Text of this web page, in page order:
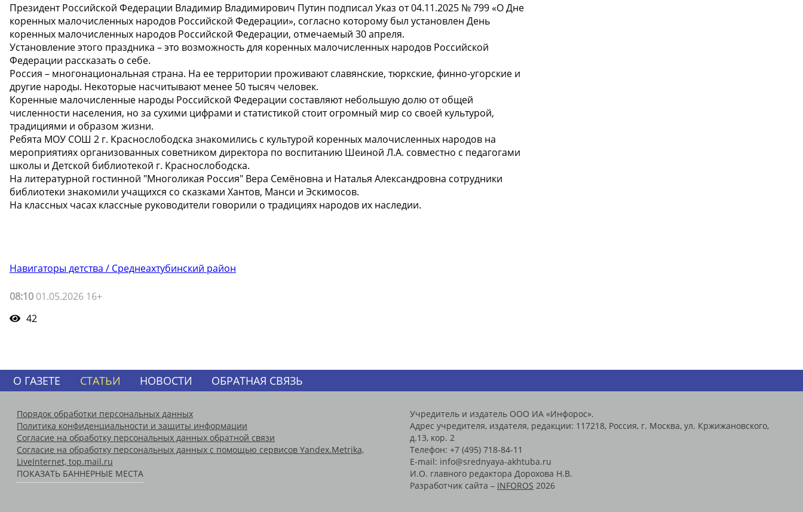
Президент Российской Федерации Владимир Владимирович Путин подписал Указ от 04.11.2025 № 799 «О Дне
коренных малочисленных народов Российской Федерации», согласно которому был установлен День
коренных малочисленных народов Российской Федерации, отмечаемый 30 апреля.
Установление этого праздника – это возможность для коренных малочисленных народов Российской
Федерации рассказать о себе.
Россия – многонациональная страна. На ее территории проживают славянские, тюркские, финно-угорские и
другие народы. Некоторые насчитывают менее 50 тысяч человек.
Коренные малочисленные народы Российской Федерации составляют небольшую долю от общей
численности населения, но за сухими цифрами и статистикой стоит огромный мир со своей культурой,
традициями и образом жизни.
Ребята МОУ СОШ 2 г. Краснослободска знакомились с культурой коренных малочисленных народов на
мероприятиях организованных советником директора по воспитанию Шеиной Л.А. совместно с педагогами
школы и Детской библиотекой г. Краснослободска.
На литературной гостинной "Многоликая Россия" Вера Семёновна и Наталья Александровна сотрудники
библиотеки знакомили учащихся со сказками Хантов, Манси и Эскимосов.
На классных часах классные руководители говорили о традициях народов их наследии.
Навигаторы детства / Среднеахтубинский район
08:10 01.05.2026 16+
42
О ГАЗЕТЕ СТАТЬИ НОВОСТИ ОБРАТНАЯ СВЯЗЬ
Порядок обработки персональных данных
Политика конфиденциальности и защиты информации
Согласие на обработку персональных данных обратной связи
Согласие на обработку персональных данных с помощью сервисов Yandex.Metrika,
LiveInternet, top.mail.ru
ПОКАЗАТЬ БАННЕРНЫЕ МЕСТА
Учредитель и издатель ООО ИА «Инфорос».
Адрес учредителя, издателя, редакции: 117218, Россия, г. Москва, ул. Кржижановского,
д.13, кор. 2
Телефон: +7 (495) 718-84-11
E-mail: info@srednyaya-akhtuba.ru
И.О. главного редактора Дорохова Н.В.
Разработчик сайта – INFOROS 2026